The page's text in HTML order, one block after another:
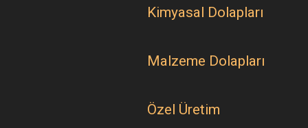
Kimyasal Dolapları
Malzeme Dolapları
Özel Üretim